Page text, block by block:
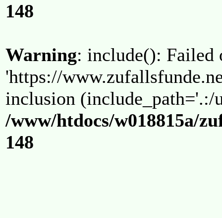
148
Warning: include(): Failed
'https://
inclusion (include_path='.:/
/www/htdocs/w018815a/
148